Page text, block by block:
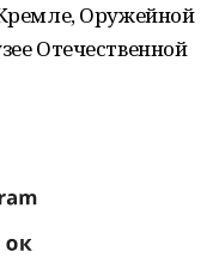
Оружейной
Отечественной